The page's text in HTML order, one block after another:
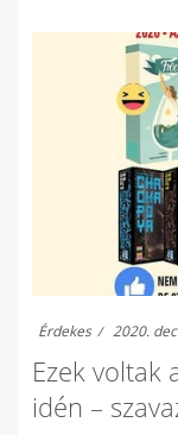
Érdekes 2020.
Ezek voltak
idén –